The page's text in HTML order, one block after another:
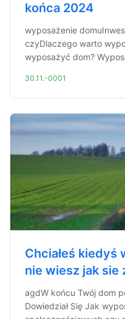
końca 2024
wyposażenie
czyDlaczego warto
wyposażyć dom?
30.11.-0001
Chciałeś kiedyś
nie wiesz jak sie
agdW końcu Twój dom
Dowiedział Się Jak